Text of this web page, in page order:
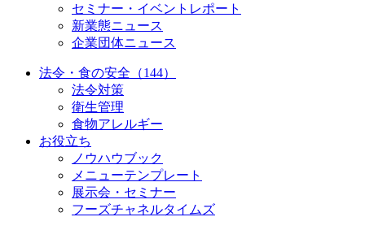
セミナー・イベントレポート
新業態ニュース
企業団体ニュース
法令・食の安全（144）
法令対策
衛生管理
食物アレルギー
お役立ち
ノウハウブック
メニューテンプレート
展示会・セミナー
フーズチャネルタイムズ